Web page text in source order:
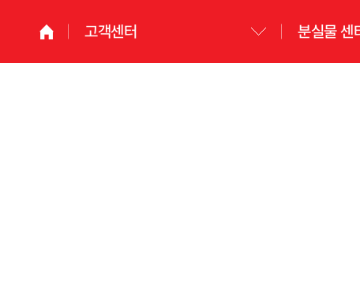
고객센터 분실물 센